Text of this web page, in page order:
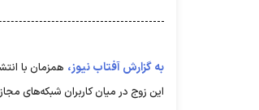
به گزارش آفتاب نیوز، همزمان با
این زوج در میان کاربران